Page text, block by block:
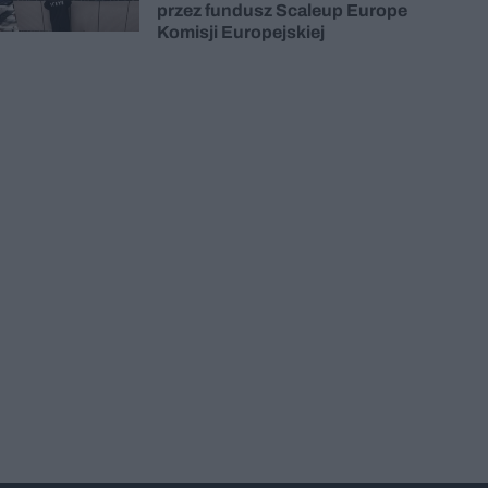
przez fundusz Scaleup Europe
Komisji Europejskiej